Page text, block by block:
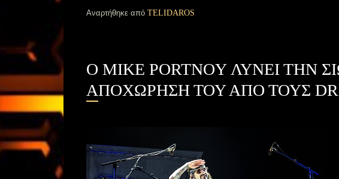
Αναρτήθηκε από TELIDAROS
O MIKE PORTNOY ΛΥΝΕΙ ΤΗΝ
ΑΠΟΧΩΡΗΣΗ ΤΟΥ ΑΠΟ ΤΟΥΣ